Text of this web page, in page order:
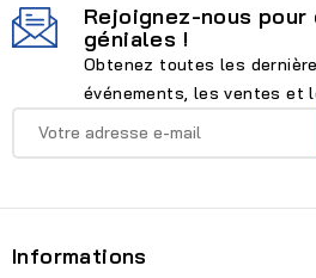
Rejoignez-nous
géniales !
Obtenez toutes les
événements, les ventes et
Informations